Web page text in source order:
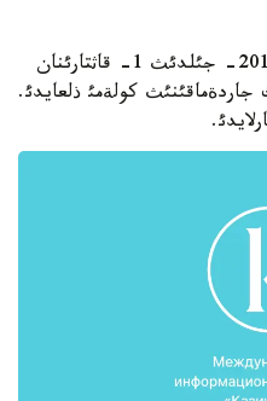
استانا. 4- قاثتار. قازاقپارات- 2013- جئلدئث 1- قاثتارئنان
كولةمئ ذلعايدئ.